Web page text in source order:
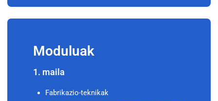
Moduluak
1. maila
Fabrikazio-teknikak